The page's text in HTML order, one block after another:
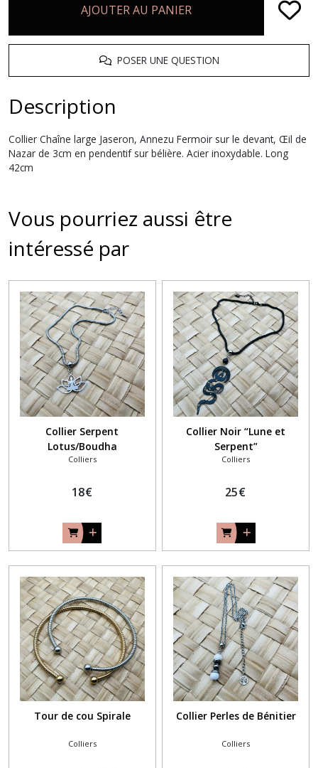
AJOUTER AU PANIER
POSER UNE QUESTION
Description
Collier Chaîne large Jaseron, Annezu Fermoir sur le devant, Œil de
Nazar de 3cm en pendentif sur bélière. Acier inoxydable. Long
42cm
Vous pourriez aussi être
intéressé par
Collier Serpent
Lotus/Boudha
Colliers
18€
Collier Noir “Lune et
Serpent”
Colliers
25€
Tour de cou Spirale
Colliers
Collier Perles de Bénitier
Colliers